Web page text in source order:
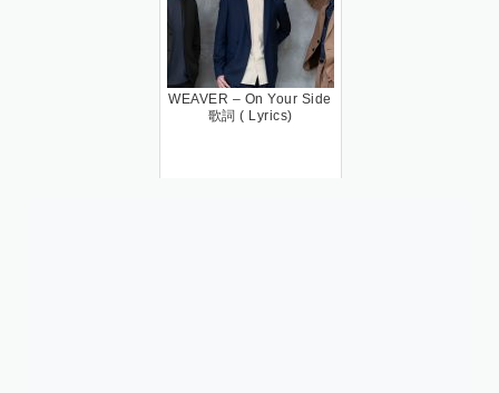
WEAVER – On Your Side
歌詞 ( Lyrics)